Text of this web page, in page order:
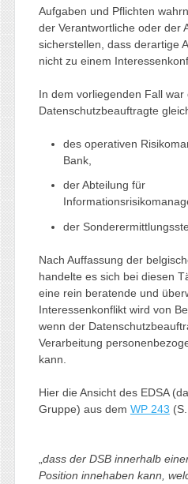
Aufgaben und Pflichten
der Verantwortliche oder der
sicherstellen, dass derartige
nicht zu einem
In dem vorliegenden Fall war
Datenschutzbeauftragte
des operativen
Bank,
der Abteilung für
der
Nach Auffassung der
handelte es sich bei diesen
eine rein beratende und
Interessenkonflikt wird von
wenn der
Verarbeitung
kann.
Hier die Ansicht des EDSA
Gruppe) aus dem WP 243
dass der DSB innerhalb
Position innehaben kann,